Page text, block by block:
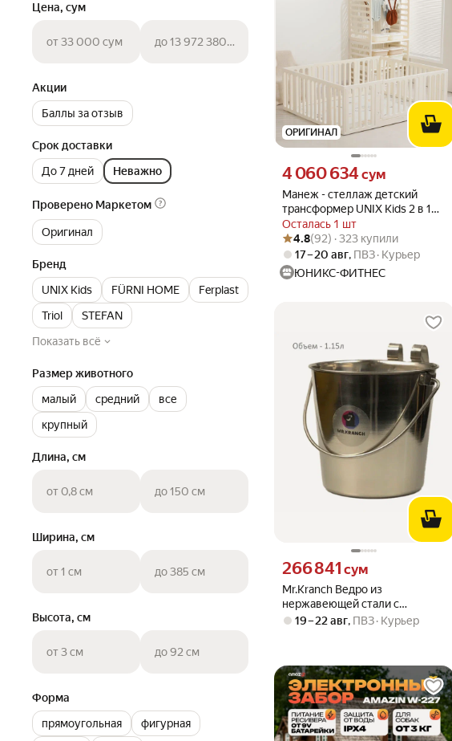
Цена, сум
от 33 000 сум до 13 972 380 сум
Акции
Баллы за отзыв
Срок доставки
До 7 дней
Неважно
Проверено Маркетом
Оригинал
Бренд
UNIX Kids
FÜRNI HOME
Ferplast
Triol
STEFAN
Показать всё
Размер животного
малый
средний
все
крупный
Длина, см
от 0,8 см до 150 см
Ширина, см
от 1 см до 385 см
Высота, см
от 3 см до 92 см
Форма
прямоугольная
фигурная
ОРИГИНАЛ
Манеж - стеллаж детский
трансформер UNIX Kids 2 в 1
напольный пластиковый для
игрушек, ограждение для
щенков и собак
Осталась 1 шт
Цена 4060634 сум вместо
4 060 634 сум
Рейтинг товара: 4.8 из 5
Оценок: (92) · 323 купили
4.8(92) · 323 купили
17 – 20 авг, ПВЗ Курьер
ЮНИКС-ФИТНЕС
Mr.Kranch Ведро из
нержавеющей стали с
креплением для клеток и
Цена 266841 сум вместо
266 841 сум
19 – 22 авг, ПВЗ Курьер